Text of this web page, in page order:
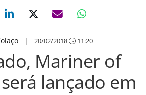
| 20/02/2018 11:20
Mariner of
lançado em